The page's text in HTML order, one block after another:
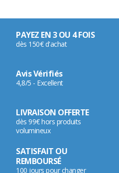
PAYEZ EN 3 OU 4 FOIS
dès 150€ d'achat
Avis Vérifiés
4,8/5 - Excellent
LIVRAISON OFFERTE
dès 99€ hors produits
volumineux
SATISFAIT OU
REMBOURSÉ
100 jours pour changer